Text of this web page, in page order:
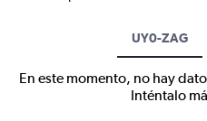
UY0-ZAG
En este momento, no hay
Inténtalo